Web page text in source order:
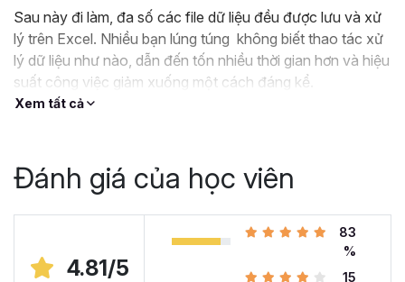
Sau này đi làm, đa số các file dữ liệu đều được lưu và xử
lý trên Excel. Nhiều bạn lúng túng không biết thao tác xử
lý dữ liệu như nào, dẫn đến tốn nhiều thời gian hơn và hiệu
suất công việc giảm xuống một cách đáng kể.
?Nếu như bạn:
Hoặc trước đây chỉ học lý thuyết nên không biết
Hoặc đã có kiến thức cơ bản về Excel và đang
muốn nâng cao kỹ năng của mình lên.
Xem tất cả
Đánh giá của học viên
4.81/5
83
%
15